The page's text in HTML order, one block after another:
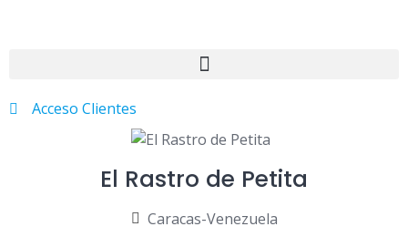
Acceso Clientes
El Rastro de Petita
Caracas-Venezuela